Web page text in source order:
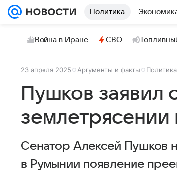
Политика
Война в Иране СВО
23 апреля 2025 Аргументы и факты Политика
Пушков заявил
землетрясении
Сенатор Алексей Пушков
в Румынии появление